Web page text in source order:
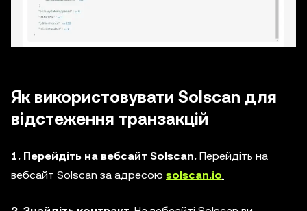
Як використовувати Solscan для
відстеження транзакцій
1. Перейдіть на вебсайт Solscan. Перейдіть на
вебсайт Solscan за адресою solscan.io.